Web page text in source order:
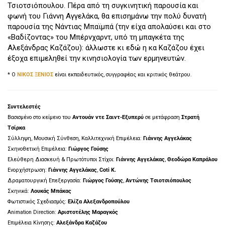
Τσιοτσιόπουλου. Πέρα από τη συγκινητική παρουσία και
φωνή του Γιάννη Αγγελάκα, θα επισημάνω την πολύ δυνατή
παρουσία της Νάντιας Μπαϊμπά (την είχα απολαύσει και στο
«Βαδίζοντας» του Μπέρνχαρντ, υπό τη μπαγκέτα της
Αλεξάνδρας Καζάζου): άλλωστε κι εδώ η κα Καζάζου έχει
έξοχα επιμεληθεί την κινησιολογία των ερμηνευτών.
* Ο ΝΙΚΟΣ ΞΕΝΙΟΣ είναι εκπαιδευτικός, συγγραφέας και κριτικός θεάτρου.
Συντελεστές
Βασισμένο στο κείμενο του Αντουάν ντε Σαιντ-Εξυπερύ σε μετάφραση Στρατή
Τσίρκα
Σύλληψη, Μουσική Σύνθεση, Καλλιτεχνική Επιμέλεια: Γιάννης Αγγελάκας
Σκηνοθετική Επιμέλεια: Γιώργος Γούσης
Ελεύθερη Διασκευή & Πρωτότυποι Στίχοι: Γιάννης Αγγελάκας, Θεοδώρα Καπράλου
Ενορχήστρωση: Γιάννης Αγγελάκας, Coti K.
Δραματουργική Επεξεργασία: Γιώργος Γούσης, Αντώνης Τσιοτσιόπουλος
Σκηνικά: Λουκάς Μπάκας
Φωτιστικός Σχεδιασμός: Ελίζα Αλεξανδροπούλου
Animation Direction: Αριστοτέλης Μαραγκός
Επιμέλεια Κίνησης: Αλεξάνδρα Καζάζου